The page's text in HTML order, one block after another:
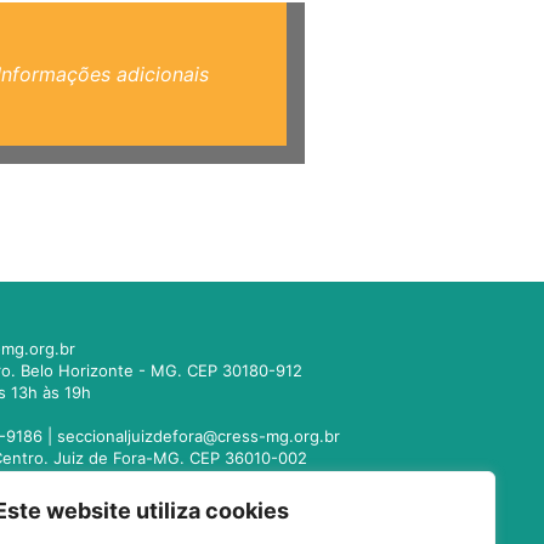
website utiliza cookies
adicionais
Belo Horizonte - MG. CEP 30180-912
13h às 19h
9186 |seccionaljuizdefora@cress-mg.org.br
Juiz de Fora-MG. CEP 36010-002
9358 |seccionalmontesclaros@cress-